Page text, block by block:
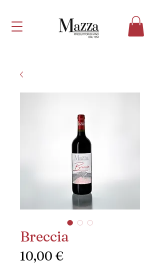
Breccia
10,00 €Prezzo